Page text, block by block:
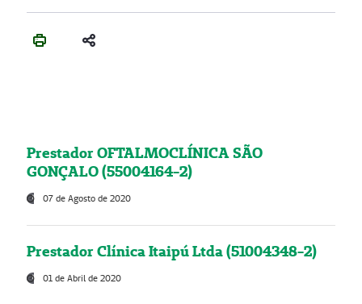
Prestador OFTALMOCLÍNICA SÃO
GONÇALO (55004164-2)
07 de Agosto de 2020
Prestador Clínica Itaipú Ltda (51004348-2)
01 de Abril de 2020